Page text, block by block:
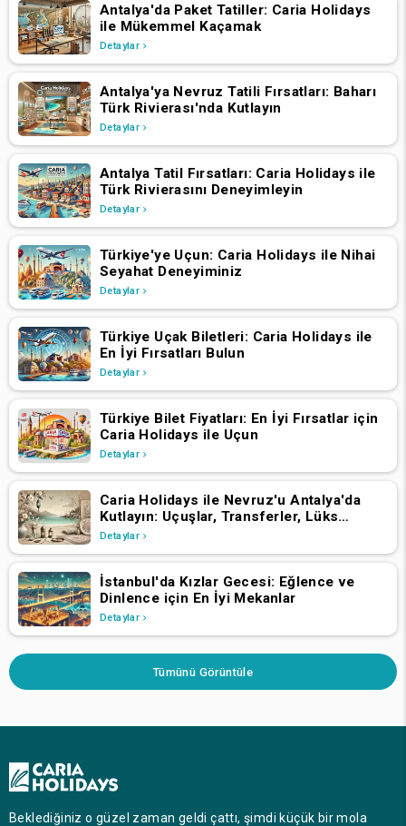
Antalya'da Paket Tatiller: Caria Holidays
ile Mükemmel Kaçamak
Detaylar
Antalya'ya Nevruz Tatili Fırsatları: Baharı
Türk Rivierası'nda Kutlayın
Detaylar
Antalya Tatil Fırsatları: Caria Holidays ile
Türk Rivierasını Deneyimleyin
Detaylar
Türkiye'ye Uçun: Caria Holidays ile Nihai
Seyahat Deneyiminiz
Detaylar
Türkiye Uçak Biletleri: Caria Holidays ile
En İyi Fırsatları Bulun
Detaylar
Türkiye Bilet Fiyatları: En İyi Fırsatlar için
Caria Holidays ile Uçun
Detaylar
Caria Holidays ile Nevruz'u Antalya'da
Kutlayın: Uçuşlar, Transferler, Lüks
Oteller ve Yıldızlarla Dolu Konserler
Detaylar
İstanbul'da Kızlar Gecesi: Eğlence ve
Dinlence için En İyi Mekanlar
Detaylar
Tümünü Görüntüle
Beklediğiniz o güzel zaman geldi çattı, şimdi küçük bir mola